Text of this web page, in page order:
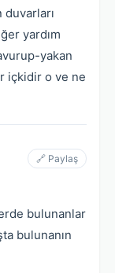
duvarları
yardım
yakan
içkidir o ve ne
🔗 Paylaş
bulunanlar
bulunanın